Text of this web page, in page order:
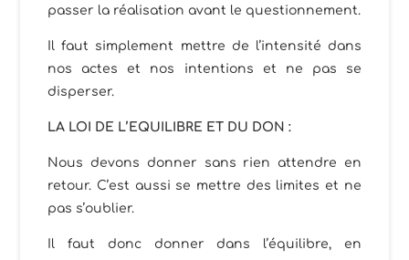
passer la réalisation avant le questionnement.
Il faut simplement mettre de l’intensité dans
nos actes et nos intentions et ne pas se
disperser.
LA LOI DE L’EQUILIBRE ET DU DON :
Nous devons donner sans rien attendre en
retour. C’est aussi se mettre des limites et ne
pas s’oublier.
Il faut donc donner dans l’équilibre, en